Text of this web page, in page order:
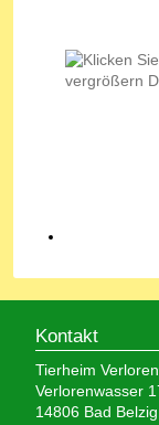
Kontakt
Tierheim
Verlorenwasser
14806 Bad